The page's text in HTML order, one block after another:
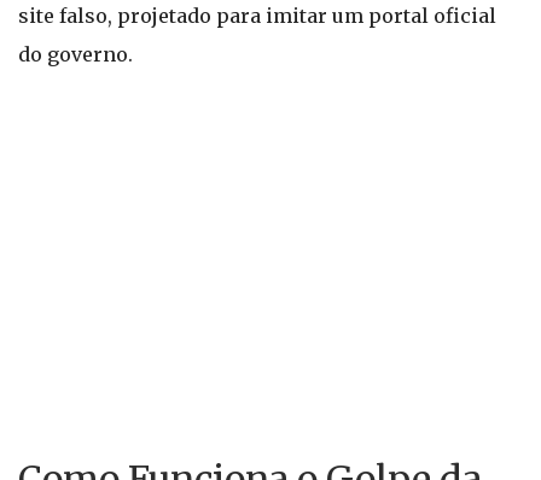
site falso, projetado para imitar um portal oficial
do governo.